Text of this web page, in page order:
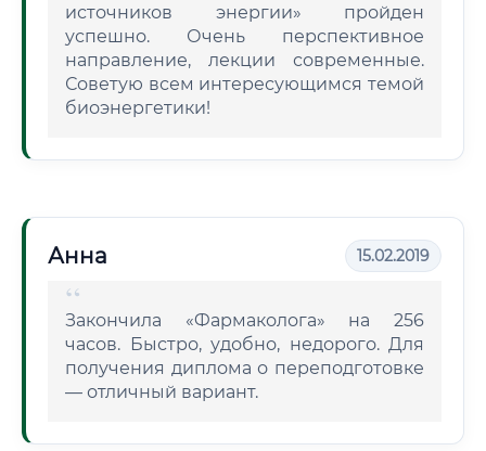
источников энергии» пройден
успешно. Очень перспективное
направление, лекции современные.
Советую всем интересующимся темой
биоэнергетики!
Анна 15.02.2019
Закончила «Фармаколога» на 256
часов. Быстро, удобно, недорого. Для
получения диплома о переподготовке
— отличный вариант.